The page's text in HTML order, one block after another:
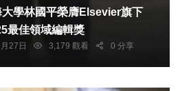
學林國平榮膺Elsevier旗下
最佳領域編輯獎
27日 3,179 觀看 0 分享